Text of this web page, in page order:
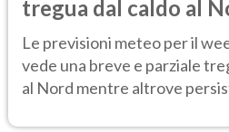
tregua dal caldo al
calura e afa
Le previsioni meteo per il
vede una breve e parziale
al Nord mentre altrove